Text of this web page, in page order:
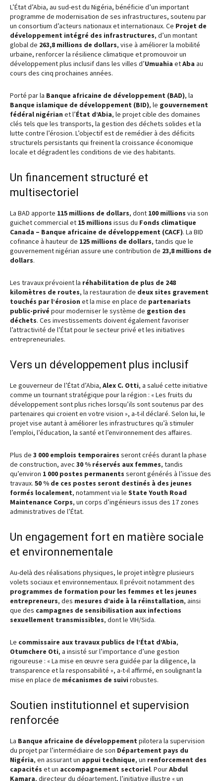
L’État d’Abia, au sud-est du Nigéria, bénéficie d’un important
programme de modernisation de ses infrastructures, soutenu par
un consortium d’acteurs nationaux et internationaux. Ce Projet de
développement intégré des infrastructures, d’un montant
global de 263,8 millions de dollars, vise à améliorer la mobilité
urbaine, renforcer la résilience climatique et promouvoir un
développement plus inclusif dans les villes d’Umuahia etAba au
cours des cinq prochaines années.
Porté par la Banque africaine de développement (BAD), la
Banque islamique de développement (BID), le gouvernement
fédéral nigérian et l’État d’Abia, le projet cible des domaines
clés tels que les transports, la gestion des déchets solides et la
lutte contre l’érosion. L’objectif est de remédier à des déficits
structurels persistants qui freinent la croissance économique
locale et dégradent les conditions de vie des habitants.
Un financement structuré et
multisectoriel
La BAD apporte 115 millions de dollars, dont 100 millions via son
guichet commercial et 15 millions issus du Fonds climatique
Canada – Banque africaine de développement (CACF). La BID
cofinance à hauteur de 125 millions de dollars, tandis que le
gouvernement nigérian assure une contribution de 23,8 millions de
dollars.
Les travaux prévoient la réhabilitation de plus de 248
kilomètres de routes, la restauration de deux sites gravement
touchés par l’érosion et la mise en place de partenariats
public-privé pour moderniser le système de gestion des
déchets. Ces investissements doivent également favoriser
l’attractivité de l’État pour le secteur privé et les initiatives
entrepreneuriales.
Vers un développement plus inclusif
Le gouverneur de l’État d’Abia, Alex C. Otti, a salué cette initiative
comme un tournant stratégique pour la région : « Les fruits du
développement sont plus riches lorsqu’ils sont soutenus par des
partenaires qui croient en votre vision », a-t-il déclaré. Selon lui, le
projet vise autant à améliorer les infrastructures qu’à stimuler
l’emploi, l’éducation, la santé et l’environnement des affaires.
Plus de 3 000 emplois temporaires seront créés durant la phase
de construction, avec 30 % réservés aux femmes, tandis
qu’environ 1 000 postes permanents seront générés à l’issue des
travaux. 50 % de ces postes seront destinés à des jeunes
formés localement, notamment via le State Youth Road
Maintenance Corps, un corps d’ingénieurs issus des 17 zones
administratives de l’État.
Un engagement fort en matière sociale
et environnementale
Au-delà des réalisations physiques, le projet intègre plusieurs
volets sociaux et environnementaux. Il prévoit notamment des
programmes de formation pour les femmes et les jeunes
entrepreneurs, des mesures d’aide à la réinstallation, ainsi
que des campagnes de sensibilisation aux infections
sexuellement transmissibles, dont le VIH/Sida.
Le commissaire aux travaux publics de l’État d’Abia,
Otumchere Oti, a insisté sur l’importance d’une gestion
rigoureuse : « La mise en œuvre sera guidée par la diligence, la
transparence et la responsabilité », a-t-il affirmé, en soulignant la
mise en place de mécanismes de suivi robustes.
Soutien institutionnel et supervision
renforcée
La Banque africaine de développement pilotera la supervision
du projet par l’intermédiaire de son Département pays du
Nigéria, en assurant un appui technique, un renforcement des
capacités et un accompagnement sectoriel. PourAbdul
Kamara, directeur du département, l’initiative illustre « un